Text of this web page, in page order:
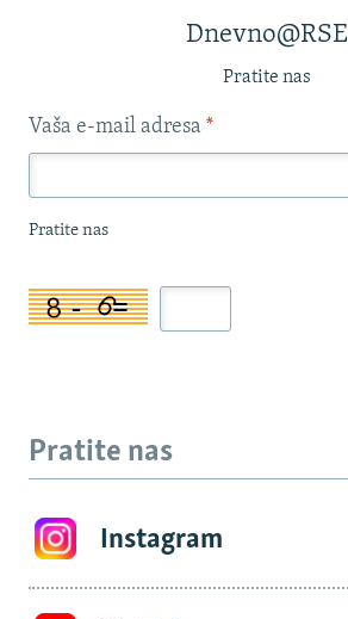
Dnevno@RSE
Pratite nas
Vaša e-mail adresa *
Pratite nas
Pratite nas
Instagram